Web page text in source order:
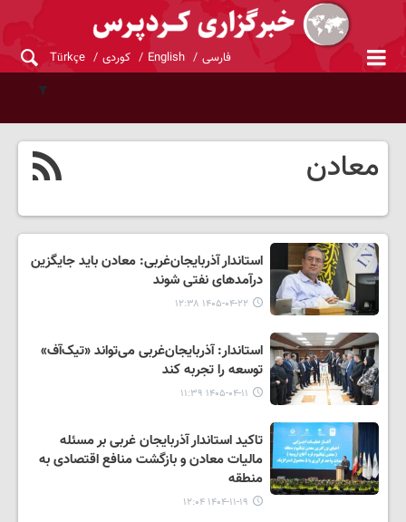
فارسی English کوردی Türkçe
معادن
استاندار آذربایجان‌غربی: معادن باید جایگزین
درآمدهای نفتی شوند
۱۴۰۵-۰۴-۲۲ ۱۲:۳۸
استاندار: آذربایجان‌غربی می‌تواند «تیک‌آف»
توسعه را تجربه کند
۱۴۰۵-۰۴-۱۱ ۱۱:۳۹
تاکید استاندار آذربایجان غربی بر مسئله
مالیات معادن و بازگشت منافع اقتصادی به
منطقه
۱۴۰۴-۱۱-۱۹ ۱۲:۰۴